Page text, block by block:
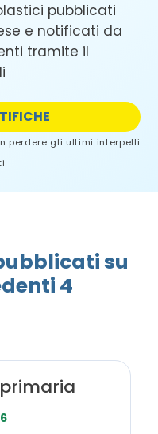
pubblicati
e notificati da
tramite il
perdere gli ultimi interpelli
su
4